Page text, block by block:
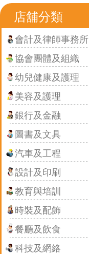
店舖分類
會計及律師事務所
協會團體及組織
幼兒健康及護理
美容及護理
銀行及金融
圖書及文具
汽車及工程
設計及印刷
教育與培訓
時裝及配飾
餐廳及飲食
科技及網絡